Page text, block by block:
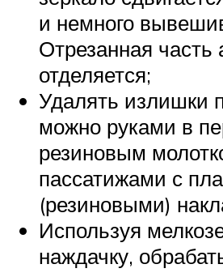
и немного
Отрезанная часть
отделяется;
Удалять излишки
можно руками в
резиновым
пассатижами с
(резиновыми)
Используя
наждачку,